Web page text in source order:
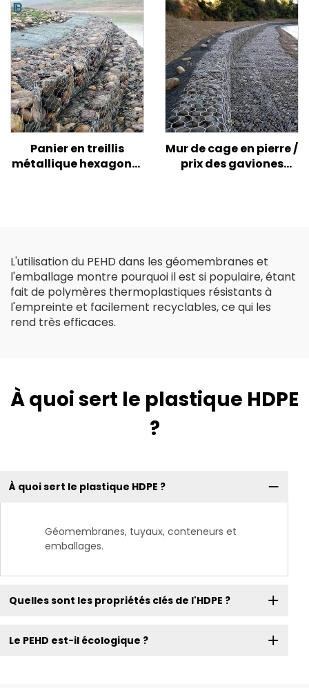
pour aquarium
Revêtement d'étang
pour crevettes
Revêtement d'étang
Géomembranes
artificiel, revêtement
de barrage, piscine,
étang à poissons,
ferme, géomembrane
HDPE
Panier en treillis
métallique hexagonal
Mur de cage en pierre /
prix des gaviones
L'utilisation du PEHD dans les géomembranes et
l'emballage montre pourquoi il est si populaire, étant
fait de polymères thermoplastiques résistants à
l'empreinte et facilement recyclables, ce qui les
rend très efficaces.
À quoi sert le plastique HDPE
?
À quoi sert le plastique HDPE ?
Géomembranes, tuyaux, conteneurs et
emballages.
Quelles sont les propriétés clés de l'HDPE ?
Le PEHD est-il écologique ?